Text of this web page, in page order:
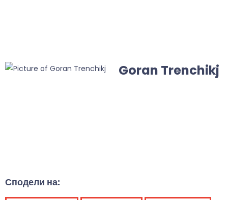
Goran Trenchikj
Сподели на: